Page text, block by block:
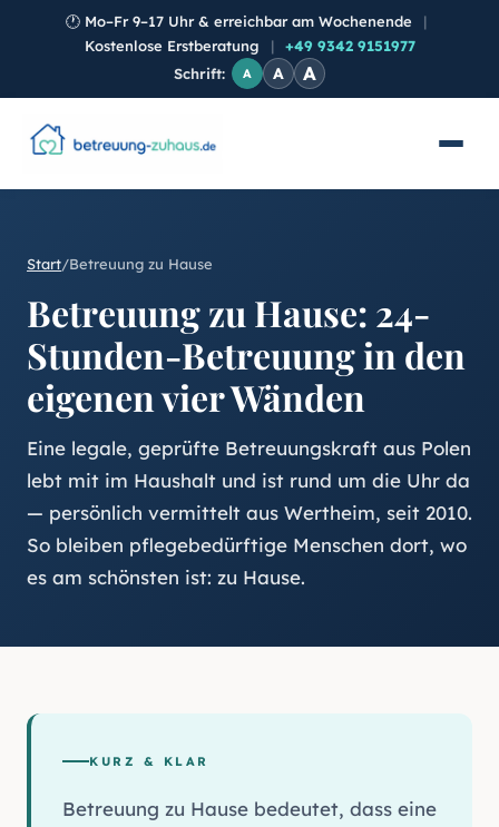
🕐 Mo–Fr 9–17 Uhr & erreichbar am Wochenende
|
Kostenlose Erstberatung
|
+49 9342 9151977
Schrift:
A A A
Start/Betreuung zu Hause
Betreuung zu Hause: 24-
Stunden-Betreuung in den
eigenen vier Wänden
Eine legale, geprüfte Betreuungskraft aus Polen
lebt mit im Haushalt und ist rund um die Uhr da
— persönlich vermittelt aus Wertheim, seit 2010.
So bleiben pflegebedürftige Menschen dort, wo
es am schönsten ist: zu Hause.
KURZ & KLAR
Betreuung zu Hause bedeutet, dass eine